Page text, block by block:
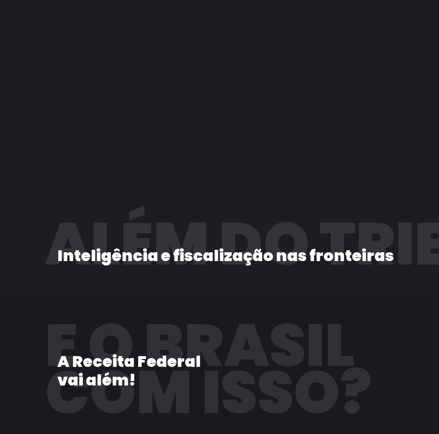
ALÉM DO
Inteligência e fiscalização nas fronteiras
E O BRASIL
COM ISSO?
A Receita Federal
vai além!